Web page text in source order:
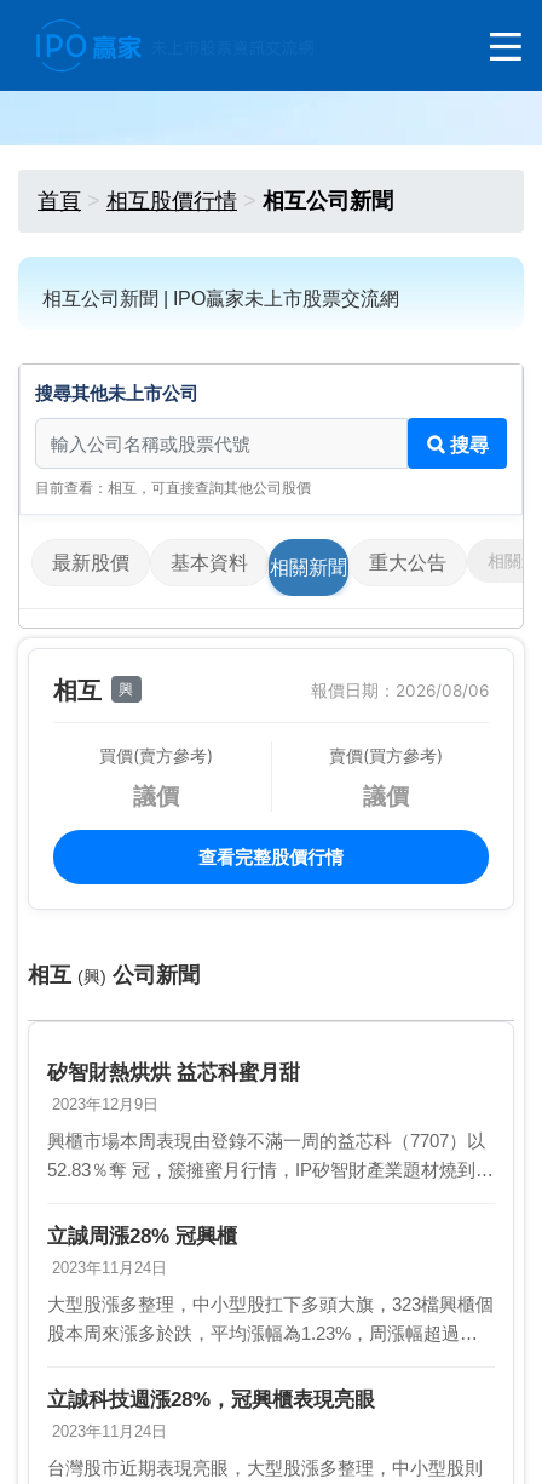
首頁 相互股價行情 相互公司新聞
相互公司新聞 | IPO贏家未上市股票交流網
搜尋其他未上市公司
搜尋其他未上市公司
搜尋
目前查看：相互，可直接查詢其他公司股價
最新股價 基本資料 相關新聞 重大公告 相關影
相互 興 報價日期：2026/08/06
買價(賣方參考)
議價
賣價(買方參考)
議價
查看完整股價行情
相互 (興) 公司新聞
矽智財熱烘烘 益芯科蜜月甜
2023年12月9日
興櫃市場本周表現由登錄不滿一周的益芯科（7707）以
52.83％奪 冠，簇擁蜜月行情，IP矽智財產業題材燒到興
（6407）上漲26.04…
立誠周漲28% 冠興櫃
2023年11月24日
大型股漲多整理，中小型股扛下多頭大旗，323檔興櫃個
股本周來漲多於跌，平均漲幅為1.23%，周漲幅超過一
（6597）周漲幅達28%，登上興櫃漲幅王。櫃買…
立誠科技週漲28%，冠興櫃表現亮眼
2023年11月24日
台灣股市近期表現亮眼，大型股漲多整理，中小型股則